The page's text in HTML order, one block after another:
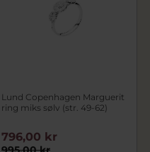
Lund Copenhagen Marguerit
ring miks sølv (str. 49-62)
796,00 kr